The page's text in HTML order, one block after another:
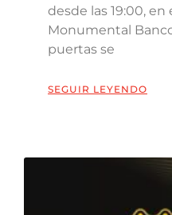
desde las 19:00, en
Monumental
puertas se
SEGUIR LEYENDO